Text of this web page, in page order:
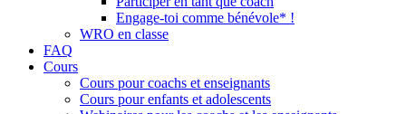
Engage-toi comme bénévole* !
WRO en classe
FAQ
Cours
Cours pour coachs et enseignants
Cours pour enfants et adolescents